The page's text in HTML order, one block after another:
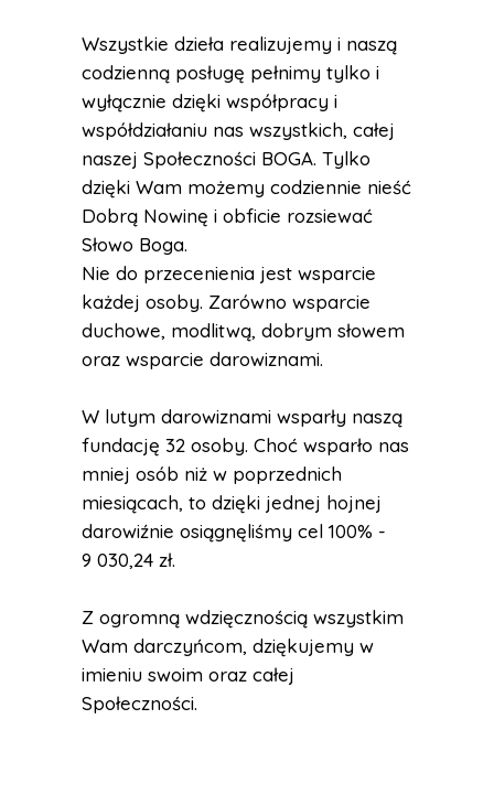
Wszystkie dzieła realizujemy i naszą
codzienną posługę pełnimy tylko i
wyłącznie dzięki współpracy i
współdziałaniu nas wszystkich, całej
naszej Społeczności BOGA. Tylko
dzięki Wam możemy codziennie nieść
Dobrą Nowinę i obficie rozsiewać
Słowo Boga.
Nie do przecenienia jest wsparcie
każdej osoby. Zarówno wsparcie
duchowe, modlitwą, dobrym słowem
oraz wsparcie darowiznami.
W lutym darowiznami wsparły naszą
fundację 32 osoby. Choć wsparło nas
mniej osób niż w poprzednich
miesiącach, to dzięki jednej hojnej
darowiźnie osiągnęliśmy cel 100% -
9 030,24 zł.
Z ogromną wdzięcznością wszystkim
Wam darczyńcom, dziękujemy w
imieniu swoim oraz całej
Społeczności.